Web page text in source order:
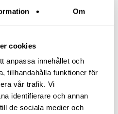
Om
cookies
anpassa innehållet och
tillhandahålla funktioner för
vår trafik. Vi
identifierare och annan
de sociala medier och